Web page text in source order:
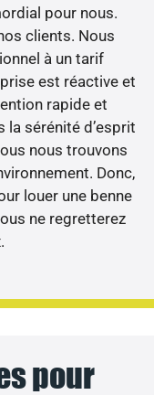
pour nous.
clients. Nous
à un tarif
est réactive et
rapide et
sérénité d’esprit
nous trouvons
Donc,
louer une benne
ne regretterez
pour